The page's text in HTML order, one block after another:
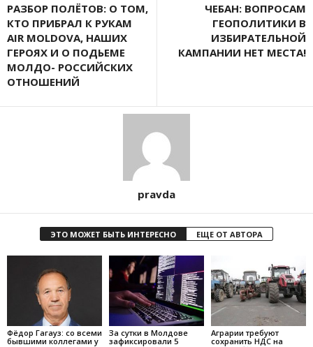
РАЗБОР ПОЛЁТОВ: О ТОМ,
КТО ПРИБРАЛ К РУКАМ
AIR MOLDOVA, НАШИХ
ГЕРОЯХ И О ПОДЬЕМЕ
МОЛДО- РОССИЙСКИХ
ОТНОШЕНИЙ
ЧЕБАН: ВОПРОСАМ
ГЕОПОЛИТИКИ В
ИЗБИРАТЕЛЬНОЙ
КАМПАНИИ НЕТ МЕСТА!
pravda
ЭТО МОЖЕТ БЫТЬ ИНТЕРЕСНО ЕЩЕ ОТ АВТОРА
Фёдор Гагауз: со всеми
бывшими коллегами у
За сутки в Молдове
зафиксировали 5
Аграрии требуют
сохранить НДС на